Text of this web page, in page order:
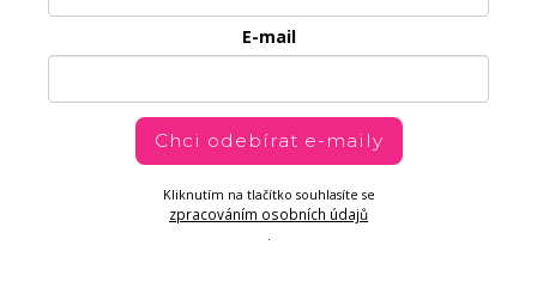
E-mail
Chci odebírat e-maily
Kliknutím na tlačítko souhlasíte se
zpracováním osobních údajů
.